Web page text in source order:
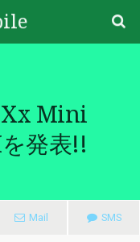
Xx Mini
発表!!
Mail SMS